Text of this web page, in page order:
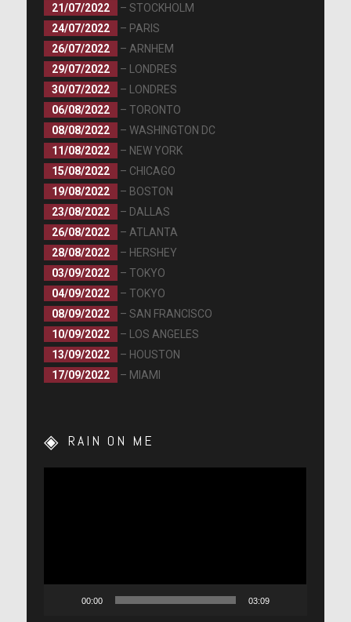
21/07/2022
– STOCKHOLM
24/07/2022
– PARIS
26/07/2022
– ARNHEM
29/07/2022
– LONDRES
30/07/2022
– LONDRES
06/08/2022
– TORONTO
08/08/2022
– WASHINGTON DC
11/08/2022
– NEW YORK
15/08/2022
– CHICAGO
19/08/2022
– BOSTON
23/08/2022
– DALLAS
26/08/2022
– ATLANTA
28/08/2022
– HERSHEY
03/09/2022
– TOKYO
04/09/2022
– TOKYO
08/09/2022
– SAN FRANCISCO
10/09/2022
– LOS ANGELES
13/09/2022
– HOUSTON
17/09/2022
– MIAMI
RAIN ON ME
00:00 03:09